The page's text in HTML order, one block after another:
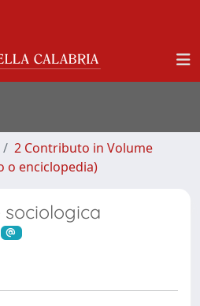
2 Contributo in Volume
o enciclopedia)